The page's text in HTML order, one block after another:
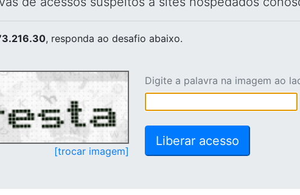
, responda ao desafio abaixo.
[trocar imagem]
Digite a palavra na imagem ao